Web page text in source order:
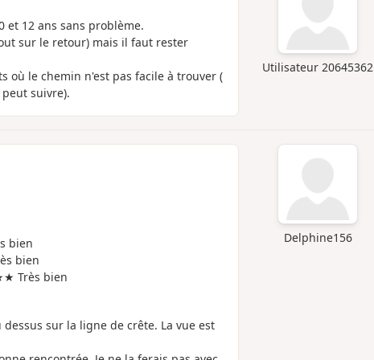
Utilisateur 20645362
et 12 ans sans problème.
sur le retour) mais il faut rester
où le chemin n'est pas facile à trouver (
suivre).
Delphine156
bien
bien
Très bien
sur la ligne de crête. La vue est